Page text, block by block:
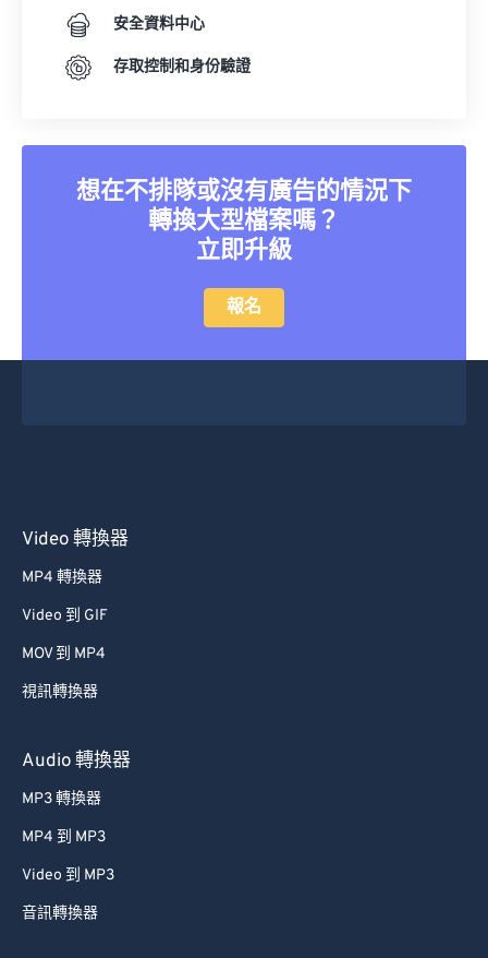
安全資料中心
存取控制和身份驗證
想在不排隊或沒有廣告的情況下
轉換大型檔案嗎？
立即升級
報名
Video 轉換器
MP4 轉換器
Video 到 GIF
MOV 到 MP4
視訊轉換器
Audio 轉換器
MP3 轉換器
MP4 到 MP3
Video 到 MP3
音訊轉換器